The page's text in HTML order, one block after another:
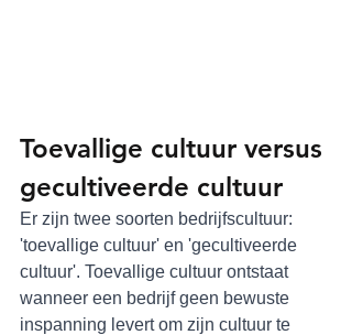
Toevallige cultuur versus
gecultiveerde cultuur
Er zijn twee soorten bedrijfscultuur:
'toevallige cultuur' en 'gecultiveerde
cultuur'. Toevallige cultuur ontstaat
wanneer een bedrijf geen bewuste
inspanning levert om zijn cultuur te